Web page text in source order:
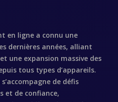
en ligne a connu une
dernières années, alliant
une expansion massive des
tous types d’appareils.
de défis
et de confiance,